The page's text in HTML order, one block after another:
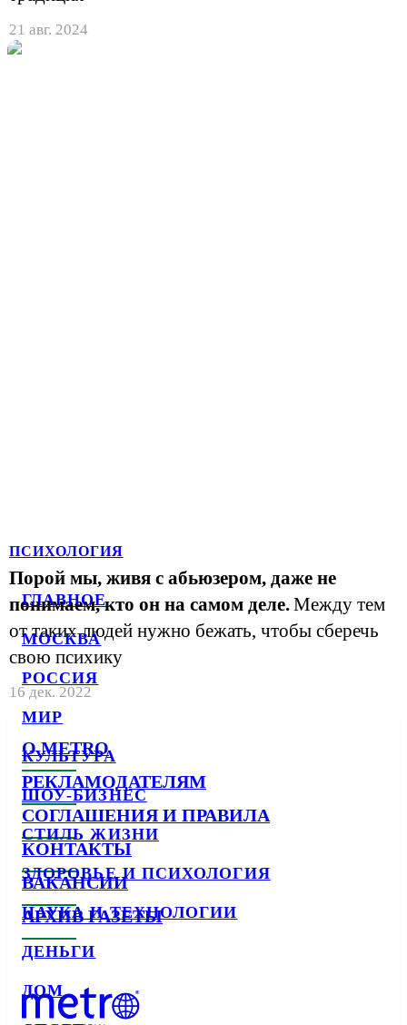
ГЛАВНОЕ
МОСКВА
РОССИЯ
МИР
КУЛЬТУРА
ШОУ-БИЗНЕС
СТИЛЬ ЖИЗНИ
ЗДОРОВЬЕ И ПСИХОЛОГИЯ
НАУКА И ТЕХНОЛОГИИ
ДЕНЬГИ
ДОМ
21 авг. 2024
ПСИХОЛОГИЯ
Порой мы, живя с абьюзером, даже не
понимаем, кто он на самом деле.Между тем
от таких людей нужно бежать, чтобы сберечь
свою психику
16 дек. 2022
О METRO
РЕКЛАМОДАТЕЛЯМ
СОГЛАШЕНИЯ И ПРАВИЛА
КОНТАКТЫ
ВАКАНСИИ
АРХИВ ГАЗЕТЫ